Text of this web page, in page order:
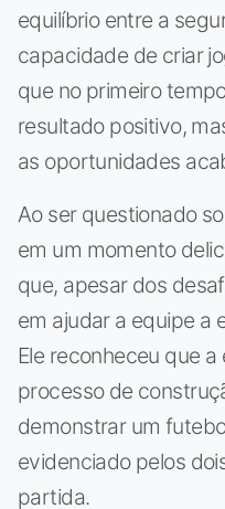
equilíbrio entre a
capacidade de criar
que no primeiro
resultado positivo,
as oportunidades
Ao ser questionado
em um momento
que, apesar dos
em ajudar a equipe a
Ele reconheceu que
processo de
demonstrar um
evidenciado pelos
partida.